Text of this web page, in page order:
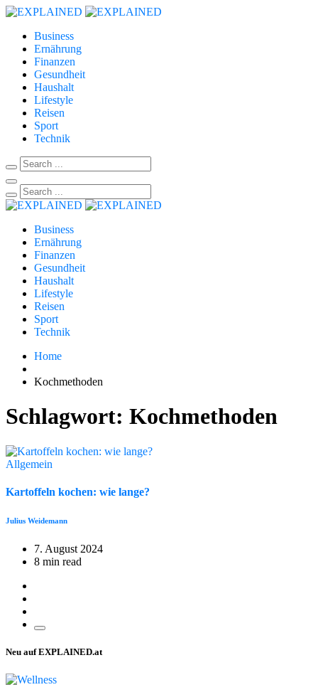
Business
Ernährung
Finanzen
Gesundheit
Haushalt
Lifestyle
Reisen
Sport
Technik
Business
Ernährung
Finanzen
Gesundheit
Haushalt
Lifestyle
Reisen
Sport
Technik
Home
Kochmethoden
Schlagwort: Kochmethoden
Allgemein
Kartoffeln kochen: wie lange?
Julius Weidemann
7. August 2024
8 min read
Neu auf EXPLAINED.at